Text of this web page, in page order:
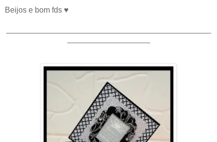
Beijos e bom fds ♥